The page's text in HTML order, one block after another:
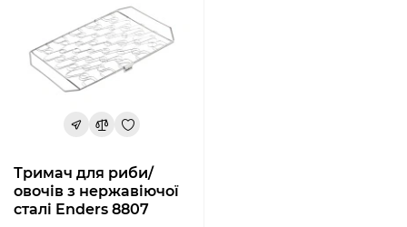
Тримач для риби/
овочів з нержавіючої
сталі Enders 8807